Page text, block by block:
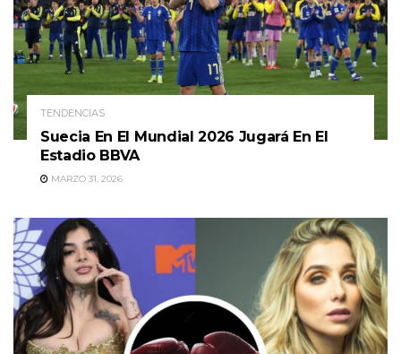
TENDENCIAS
Suecia En El Mundial 2026 Jugará En El
Estadio BBVA
MARZO 31, 2026